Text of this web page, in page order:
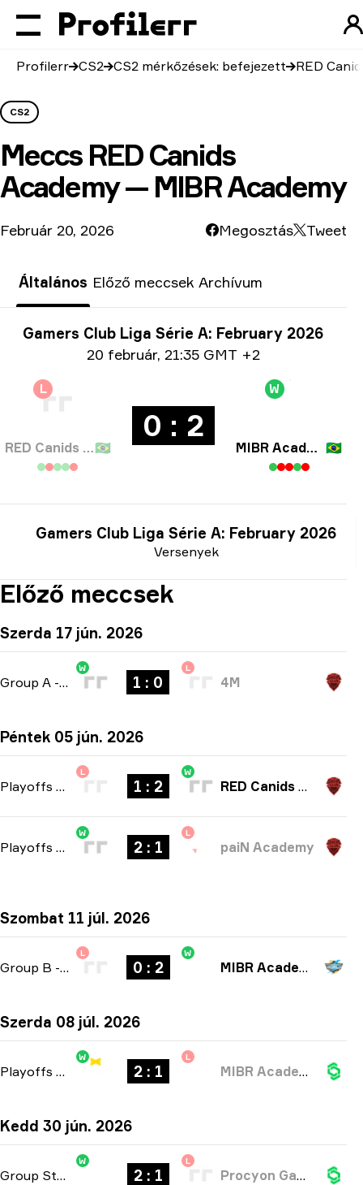
Profilerr CS2 CS2 mérkőzések: befejezett RED
CS2
Meccs RED Canids
Academy — MIBR Academy
Február 20, 2026 Megosztás Tweet
Általános Előző meccsek Archívum
Verseny infó
Gamers Club Liga Série A: February 2026
Dátum információ20 február, 21:35 GMT +2
L
RED Canids Academy 🇧🇷
0 : 2
W
MIBR Academy 🇧🇷
Versenyek
Gamers Club Liga Série A: February 2026
Előző meccsek
Szerda 17 jún. 2026
Group A - bo1
W
1 : 0
L
4M
Péntek 05 jún. 2026
Playoffs
L
1 : 2
W
RED Canids Academy
Playoffs bo3
W
2 : 1
L
paiN Academy
Szombat 11 júl. 2026
Group B - bo3
L
0 : 2
W
MIBR Academy
Szerda 08 júl. 2026
Playoffs
W
2 : 1
L
MIBR Academy
Kedd 30 jún. 2026
Group Stage
W
2 : 1
L
Procyon Gaming